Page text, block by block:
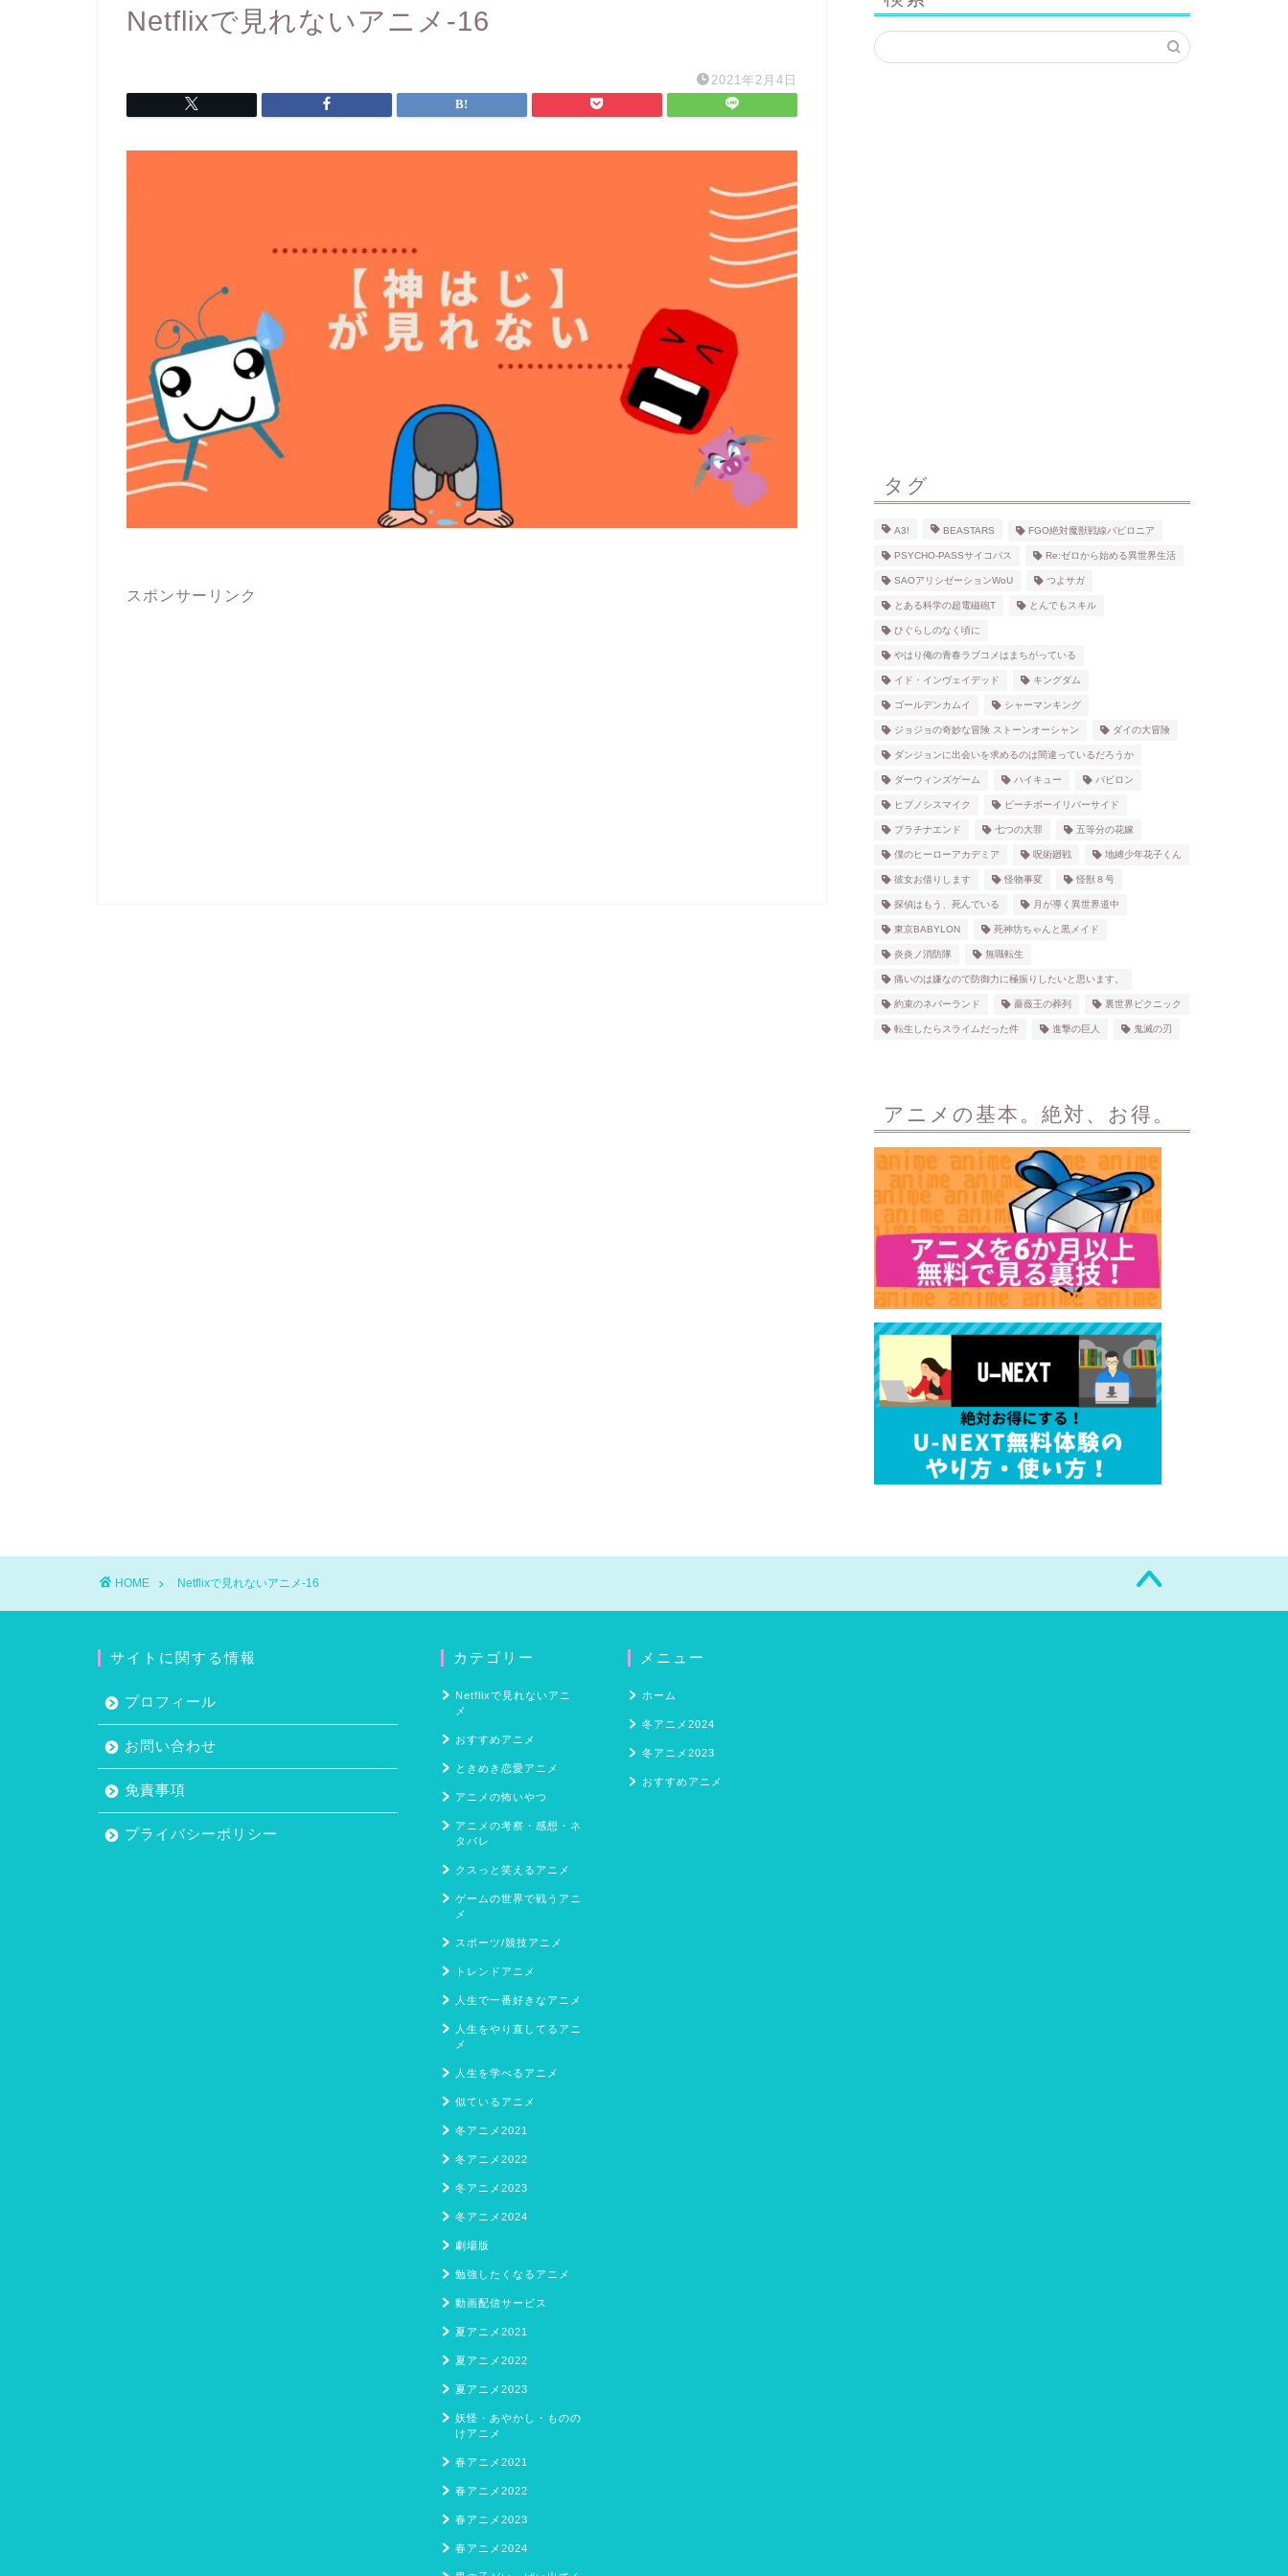
Netflixで見れないアニメ-16
2021年2月4日
スポンサーリンク
タグ
A3! BEASTARS FGO絶対魔獣戦線バビロニア
PSYCHO-PASSサイコパス Re:ゼロから始める異世界生活
SAOアリシゼーションWoU つよサガ
とある科学の超電磁砲T とんでもスキル
ひぐらしのなく頃に
やはり俺の青春ラブコメはまちがっている
イド・インヴェイデッド キングダム
ゴールデンカムイ シャーマンキング
ジョジョの奇妙な冒険 ストーンオーシャン ダイの大冒険
ダンジョンに出会いを求めるのは間違っているだろうか
ダーウィンズゲーム ハイキュー バビロン
ヒプノシスマイク ピーチボーイリバーサイド
プラチナエンド 七つの大罪 五等分の花嫁
僕のヒーローアカデミア 呪術廻戦 地縛少年花子くん
彼女お借りします 怪物事変 怪獣８号
探偵はもう、死んでいる 月が導く異世界道中
東京BABYLON 死神坊ちゃんと黒メイド
炎炎ノ消防隊 無職転生
痛いのは嫌なので防御力に極振りしたいと思います。
約束のネバーランド 薔薇王の葬列 裏世界ピクニック
転生したらスライムだった件 進撃の巨人 鬼滅の刃
アニメの基本。絶対、お得。
HOME Netflixで見れないアニメ-16
サイトに関する情報
プロフィール
お問い合わせ
免責事項
プライバシーポリシー
カテゴリー
Netflixで見れないアニ
メ
おすすめアニメ
ときめき恋愛アニメ
アニメの怖いやつ
アニメの考察・感想・ネ
タバレ
クスっと笑えるアニメ
ゲームの世界で戦うアニ
メ
スポーツ/競技アニメ
トレンドアニメ
人生で一番好きなアニメ
人生をやり直してるアニ
メ
人生を学べるアニメ
似ているアニメ
冬アニメ2021
冬アニメ2022
冬アニメ2023
冬アニメ2024
劇場版
勉強したくなるアニメ
動画配信サービス
夏アニメ2021
夏アニメ2022
夏アニメ2023
妖怪・あやかし・ものの
けアニメ
春アニメ2021
春アニメ2022
春アニメ2023
春アニメ2024
メニュー
ホーム
冬アニメ2024
冬アニメ2023
おすすめアニメ